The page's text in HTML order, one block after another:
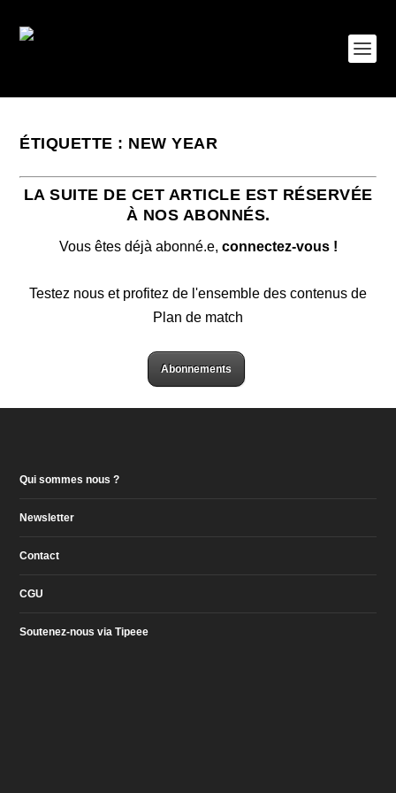
ÉTIQUETTE : NEW YEAR
LA SUITE DE CET ARTICLE EST RÉSERVÉE
À NOS ABONNÉS.
Vous êtes déjà abonné.e, connectez-vous !
Testez nous et profitez de l'ensemble des contenus de
Plan de match
Abonnements
Qui sommes nous ?
Newsletter
Contact
CGU
Soutenez-nous via Tipeee